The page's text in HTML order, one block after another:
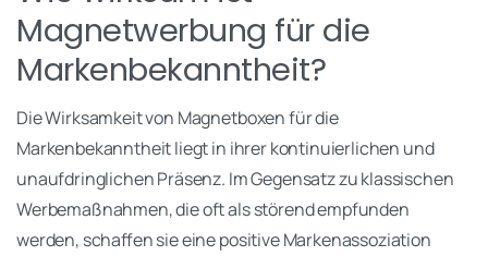
Magnetwerbung für die
Markenbekanntheit?
Die Wirksamkeit von Magnetboxen für die
Markenbekanntheit liegt in ihrer kontinuierlichen und
unaufdringlichen Präsenz. Im Gegensatz zu klassischen
Werbemaßnahmen, die oft als störend empfunden
werden, schaffen sie eine positive Markenassoziation